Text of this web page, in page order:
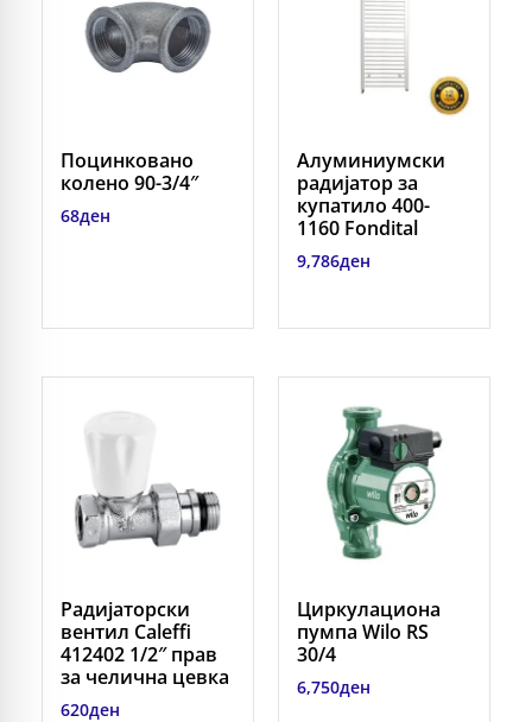
Поцинковано
колено 90-3/4″
68ден
Алуминиумски
радијатор за
купатило 400-
1160 Fondital
9,786ден
Радијаторски
вентил Caleffi
412402 1/2″ прав
за челична цевка
620ден
Циркулациона
пумпа Wilo RS
30/4
6,750ден